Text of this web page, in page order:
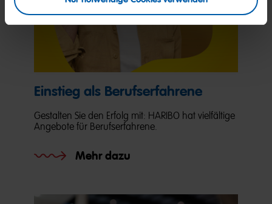
Einstieg als Berufserfahrene
Gestalten Sie den Erfolg mit: HARIBO hat vielfältige
Angebote für Berufserfahrene.
Mehr dazu